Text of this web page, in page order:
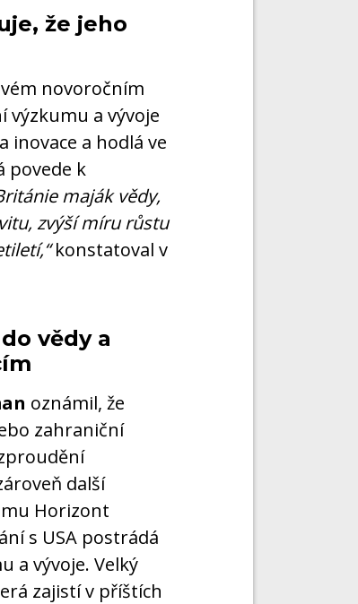
že jeho
novoročním
výzkumu a vývoje
inovace a hodlá ve
povede k
maják vědy,
zvýší míru růstu
konstatoval v
vědy a
oznámil, že
zahraniční
další
Horizont
s USA postrádá
a vývoje. Velký
zajistí v příštích